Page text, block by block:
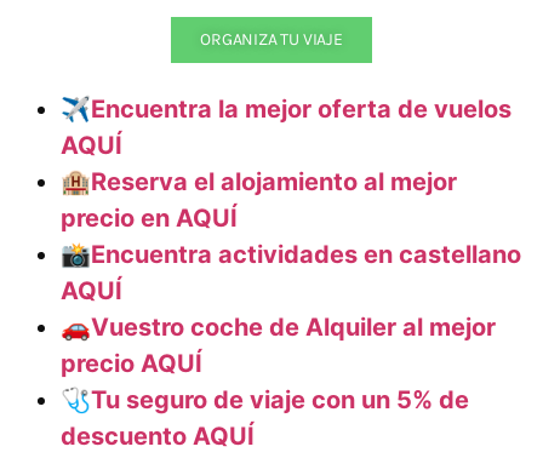
ORGANIZA TU VIAJE
✈️Encuentra la mejor oferta de vuelos
AQUÍ
🏨Reserva el alojamiento al mejor
precio en AQUÍ
📸Encuentra actividades en castellano
AQUÍ
🚗Vuestro coche de Alquiler al mejor
precio AQUÍ
🩺Tu seguro de viaje con un 5% de
descuento AQUÍ